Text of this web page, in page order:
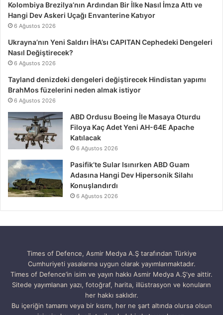
Kolombiya Brezilya’nın Ardından Bir İlke Nasıl İmza Attı ve
Hangi Dev Askeri Uçağı Envanterine Katıyor
6 Ağustos 2026
Ukrayna’nın Yeni Saldırı İHA’sı CAPITAN Cephedeki Dengeleri
Nasıl Değiştirecek?
6 Ağustos 2026
Tayland denizdeki dengeleri değiştirecek Hindistan yapımı
BrahMos füzelerini neden almak istiyor
6 Ağustos 2026
ABD Ordusu Boeing İle Masaya Oturdu
Filoya Kaç Adet Yeni AH-64E Apache
Katılacak
6 Ağustos 2026
Pasifik’te Sular Isınırken ABD Guam
Adasına Hangi Dev Hipersonik Silahı
Konuşlandırdı
6 Ağustos 2026
Times of Defence, Asmir Medya A.Ş tarafından Türkiye
Cumhuriyeti yasalarına uygun olarak yayımlanmaktadır.
Times of Defence’in isim ve yayın hakkı Asmir Medya A.Ş'ye aittir.
Sitede yayımlanan yazı, fotoğraf, harita, illüstrasyon ve konuların
her hakkı saklıdır.
Bu içeriğin tamamı veya bir kısmı, her ne şart altında olursa olsun